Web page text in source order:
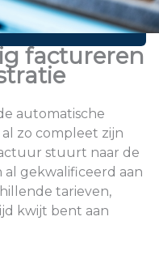
factureren
automatische
zo compleet zijn
stuurt naar de
gekwalificeerd aan
tarieven,
kwijt bent aan